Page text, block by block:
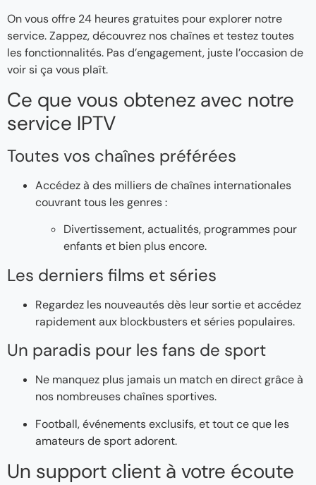
On vous offre 24 heures gratuites pour explorer notre
service. Zappez, découvrez nos chaînes et testez toutes
les fonctionnalités. Pas d’engagement, juste l’occasion de
voir si ça vous plaît.
Ce que vous obtenez avec notre
service IPTV
Toutes vos chaînes préférées
Accédez à des milliers de chaînes internationales
couvrant tous les genres :
Divertissement, actualités, programmes pour
enfants et bien plus encore.
Les derniers films et séries
Regardez les nouveautés dès leur sortie et accédez
rapidement aux blockbusters et séries populaires.
Un paradis pour les fans de sport
Ne manquez plus jamais un match en direct grâce à
nos nombreuses chaînes sportives.
Football, événements exclusifs, et tout ce que les
amateurs de sport adorent.
Un support client à votre écoute